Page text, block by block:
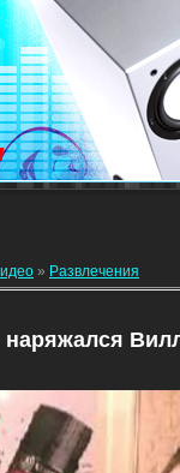
» Развлечения
наряжался